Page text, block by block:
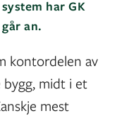
har GK
an.
kontordelen av
bygg, midt i et
mest